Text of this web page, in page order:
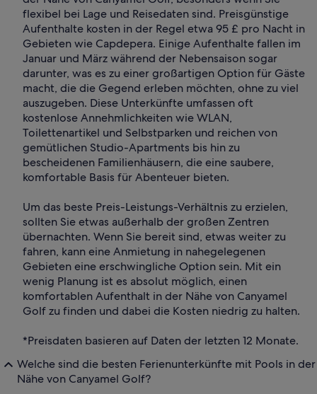
flexibel bei Lage und Reisedaten sind. Preisgünstige
Aufenthalte kosten in der Regel etwa 95 £ pro Nacht in
Gebieten wie Capdepera. Einige Aufenthalte fallen im
Januar und März während der Nebensaison sogar
darunter, was es zu einer großartigen Option für Gäste
macht, die die Gegend erleben möchten, ohne zu viel
auszugeben. Diese Unterkünfte umfassen oft
kostenlose Annehmlichkeiten wie WLAN,
Toilettenartikel und Selbstparken und reichen von
gemütlichen Studio-Apartments bis hin zu
bescheidenen Familienhäusern, die eine saubere,
komfortable Basis für Abenteuer bieten.
Um das beste Preis-Leistungs-Verhältnis zu erzielen,
sollten Sie etwas außerhalb der großen Zentren
übernachten. Wenn Sie bereit sind, etwas weiter zu
fahren, kann eine Anmietung in nahegelegenen
Gebieten eine erschwingliche Option sein. Mit ein
wenig Planung ist es absolut möglich, einen
komfortablen Aufenthalt in der Nähe von Canyamel
Golf zu finden und dabei die Kosten niedrig zu halten.
*Preisdaten basieren auf Daten der letzten 12 Monate.
Welche sind die besten Ferienunterkünfte mit Pools in der
Nähe von Canyamel Golf?